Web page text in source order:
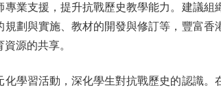
支援，提升抗戰歷史教學能力。建議組
規劃與實施、教材的開發與修訂等，豐富
源的共享。
習活動，深化學生對抗戰歷史的認識。